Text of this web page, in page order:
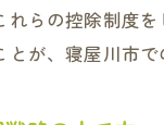
らの控除制度
が、寝屋川市